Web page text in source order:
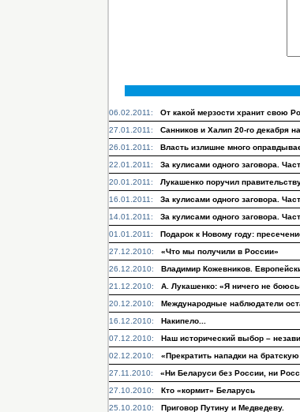
06.02.2011:
От какой мерзости хранит свою
27.01.2011:
Санников и Халип 20-го декабря
26.01.2011:
Власть излишне много
22.01.2011:
За кулисами одного заговора.
20.01.2011:
Лукашенко поручил
16.01.2011:
За кулисами одного заговора.
14.01.2011:
За кулисами одного заговора.
01.01.2011:
Подарок к Новому году:
27.12.2010:
«Что мы получили в России»
26.12.2010:
Владимир Кожевников.
21.12.2010:
А. Лукашенко: «Я ничего не
20.12.2010:
Международные наблюдатели
16.12.2010:
Накипело...
07.12.2010:
Наш исторический выбор –
02.12.2010:
«Прекратить нападки на
27.11.2010:
«Ни Беларуси без России, ни
27.10.2010:
Кто «кормит» Беларусь
25.10.2010:
Приговор Путину и Медведеву.